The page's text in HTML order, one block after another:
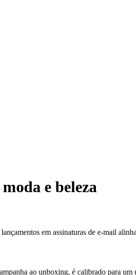
e beleza
em assinaturas de e-mail
ao unboxing, é calibrado para